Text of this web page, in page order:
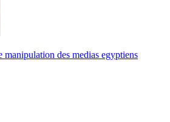
des medias egyptiens